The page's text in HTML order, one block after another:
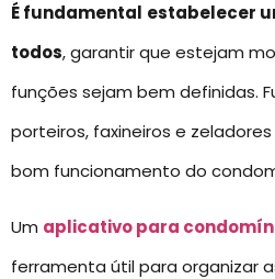
É fundamental estabelecer
todos, garantir que estejam
funções sejam bem definidas.
porteiros, faxineiros e
bom funcionamento do
Um aplicativo para
ferramenta útil para organizar